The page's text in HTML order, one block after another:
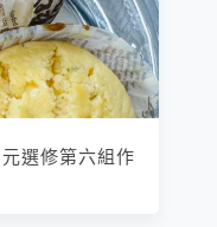
選修第六組作